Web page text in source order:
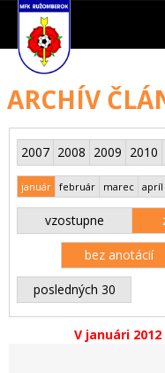
ARCHÍV
2007 2008 2009 2010
január február marec apríl
vzostupne
bez anotácií
posledných 30
V januári